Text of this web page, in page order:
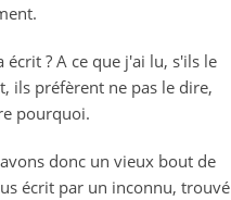
écrit ? A ce que j'ai lu, s'ils le
ils préfèrent ne pas le dire,
pourquoi.
donc un vieux bout de
écrit par un inconnu, trouvé